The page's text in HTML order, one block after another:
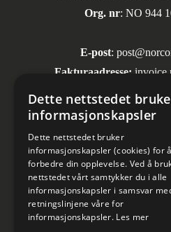
Sosiale
Informasjon om
Org. nr: NO 944
E-post:
Fakturaadresse:
Dette nettstedet
informasjonskapsler
Dette nettstedet bruker
informasjonskapsler (cookies) for å
forbedre din opplevelse. Ved å
nettstedet vårt samtykker du i alle
informasjonskapsler i samsvar
retningslinjene våre for
informasjonskapsler. Les mer